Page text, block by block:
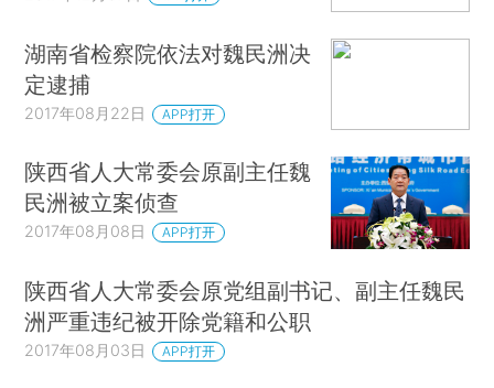
湖南省检察院依法对魏民洲决
定逮捕
2017年08月22日 APP打开
陕西省人大常委会原副主任魏
民洲被立案侦查
2017年08月08日 APP打开
陕西省人大常委会原党组副书记、副主任魏民
洲严重违纪被开除党籍和公职
2017年08月03日 APP打开